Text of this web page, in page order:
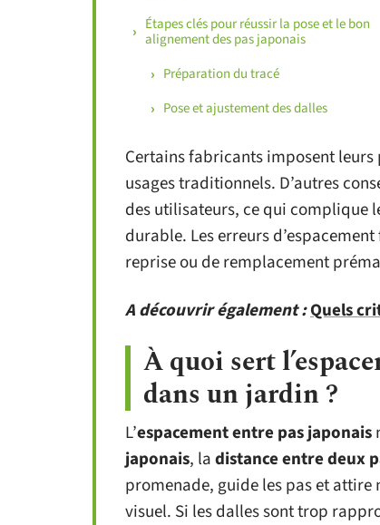
Étapes clés pour réussir la pose et le bon
alignement des pas japonais
Préparation du tracé
Pose et ajustement des dalles
Certains fabricants imposent
usages traditionnels. D’autres
des utilisateurs, ce qui complique
durable. Les erreurs
reprise ou de remplacement
A découvrir également :Quels
À quoi sert
dans un jardin ?
L’espacement entre pas japonais
japonais, ladistance entre deux
promenade, guide les pas et
visuel. Si les dalles sont trop